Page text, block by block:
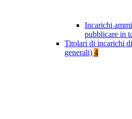
Incarichi
pubblicare in
Titolari di incarichi
generali) 4